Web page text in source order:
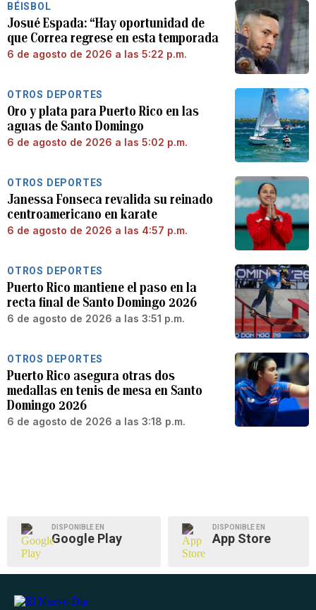
BÉISBOL
Josué Espada: “Hay oportunidad de
que Correa regrese en esta temporada
6 de agosto de 2026 a las 5:22 p.m.
OTROS DEPORTES
Oro y plata para Puerto Rico en las
aguas de Santo Domingo
6 de agosto de 2026 a las 5:02 p.m.
OTROS DEPORTES
Janessa Fonseca revalida su reinado
centroamericano en karate
6 de agosto de 2026 a las 4:57 p.m.
OTROS DEPORTES
Puerto Rico mantiene el paso en la
recta final de Santo Domingo 2026
6 de agosto de 2026 a las 3:51 p.m.
OTROS DEPORTES
Puerto Rico asegura otras dos
medallas en tenis de mesa en Santo
Domingo 2026
6 de agosto de 2026 a las 3:18 p.m.
DISPONIBLE EN
Google Play
DISPONIBLE EN
App Store